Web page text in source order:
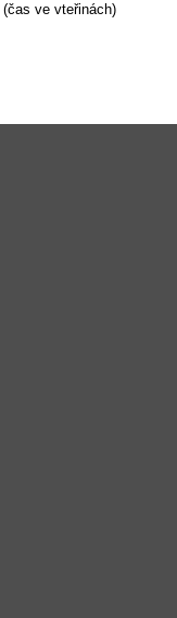
(čas ve vteřinách)